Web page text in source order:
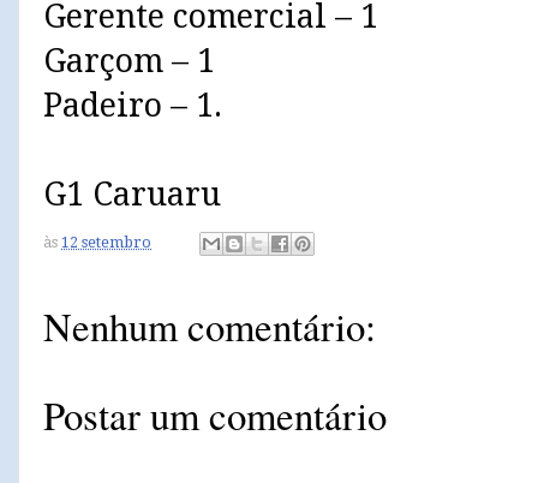
Gerente comercial – 1
Garçom – 1
Padeiro – 1.
G1 Caruaru
às 12 setembro
Nenhum comentário:
Postar um comentário